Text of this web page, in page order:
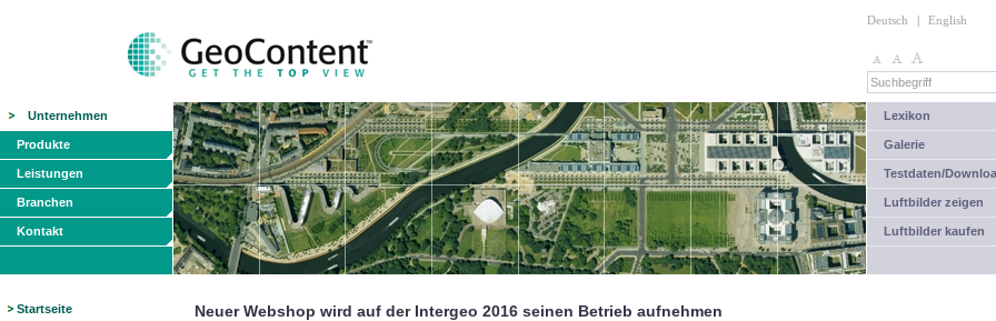
Deutsch | English
Unternehmen
Produkte
Leistungen
Branchen
Kontakt
Lexikon
Galerie
Testdaten/
Luftbilder zeigen
Luftbilder kaufen
Startseite Neuer Webshop wird auf der Intergeo 2016 seinen Betrieb aufnehmen